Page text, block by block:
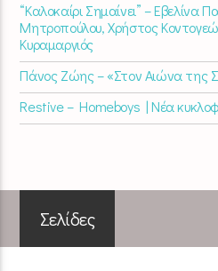
“Καλοκαίρι Σημαίνει” – Εβελίνα
Μητροπούλου, Χρήστος
Κυραμαργιός
Πάνος Ζώης – «Στον Αιώνα της
Restive – Homeboys | Νέα
Σελίδες